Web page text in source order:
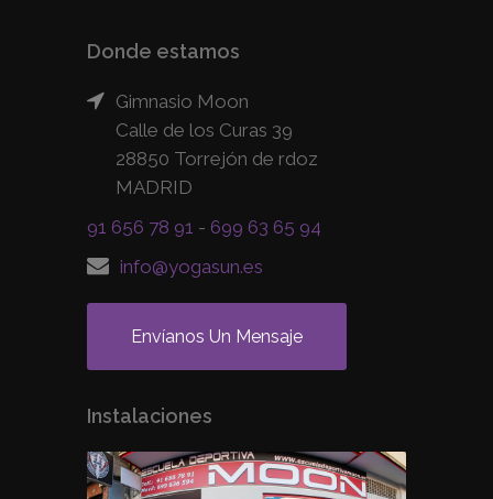
Donde estamos
Gimnasio Moon
Calle de los Curas 39
28850 Torrejón de rdoz
MADRID
91 656 78 91 - 699 63 65 94
info@yogasun.es
Envíanos Un Mensaje
Instalaciones